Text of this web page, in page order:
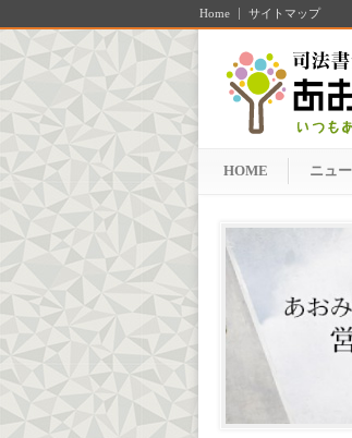
Home サイトマップ
HOME ニュ